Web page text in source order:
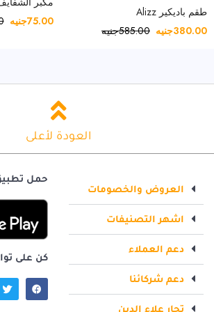
طقم باديكير Alizz
380.00جنيه 585.00جنيه
75.00جنيه
العودة لأعلى
العروض والخصومات
اشهر التصنيفات
دعم العملاء
دعم شركائنا
حمل
كن على